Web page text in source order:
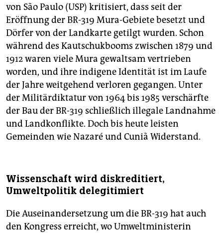
von São Paulo (USP) kritisiert, dass seit der
Eröffnung der BR-319 Mura-Gebiete besetzt und
Dörfer von der Landkarte getilgt wurden. Schon
während des Kautschukbooms zwischen 1879 und
1912 waren viele Mura gewaltsam vertrieben
worden, und ihre indigene Identität ist im Laufe
der Jahre weitgehend verloren gegangen. Unter
der Militärdiktatur von 1964 bis 1985 verschärfte
der Bau der BR-319 schließlich illegale Landnahme
und Landkonflikte. Doch bis heute leisten
Gemeinden wie Nazaré und Cuniã Widerstand.
Wissenschaft wird diskreditiert,
Umweltpolitik delegitimiert
Die Auseinandersetzung um die BR-319 hat auch
den Kongress erreicht, wo Umweltministerin